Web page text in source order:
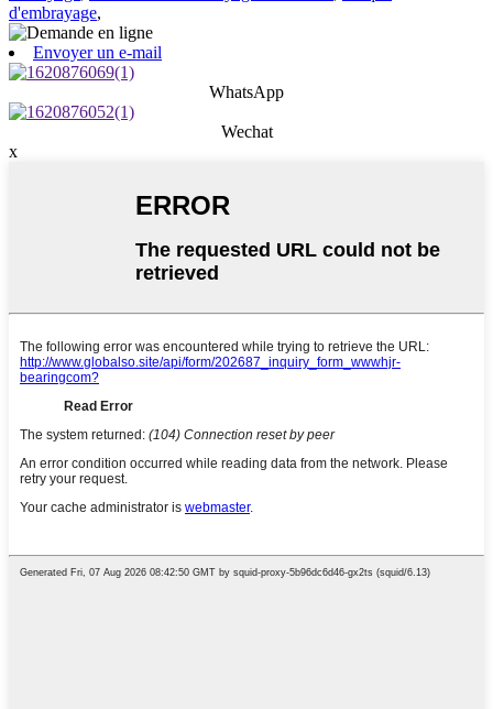
d'embrayage,
Envoyer un e-mail
WhatsApp
Wechat
x